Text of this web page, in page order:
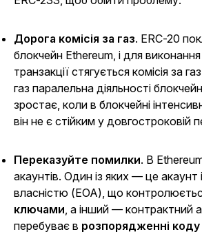
Дорога комісія за газ. ERC-20
блокчейн Ethereum, і для
транзакції стягується комісія за
газ паралельна діяльності
зростає, коли в блокчейні
він не є стійким у довгостроковій
Переказуйте помилки. В
акаунтів. Один із яких — це акаунт
власністю (EOA), що
ключами , а інший — контрактний
перебуває в розпорядженні